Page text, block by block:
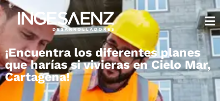
¡Encuentra los diferentes planes
que harías si vivieras en Cielo Mar,
Cartagena!